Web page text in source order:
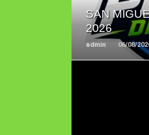
SAN
2026
admin 06/08/